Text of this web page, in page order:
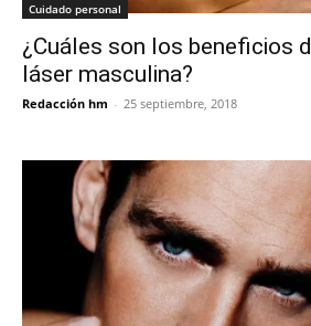
Cuidado personal
¿Cuáles son los beneficios
láser masculina?
Redacción hm - 25 septiembre, 2018